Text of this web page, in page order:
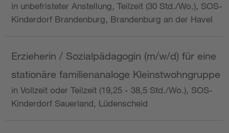
in unbefristeter Anstellung, Teilzeit (30 Std./Wo.), SOS-
Kinderdorf Brandenburg, Brandenburg an der Havel
Erzieherin / Sozialpädagogin (m/w/d) für eine
stationäre familienanaloge Kleinstwohngruppe
in Vollzeit oder Teilzeit (19,25 - 38,5 Std./Wo.), SOS-
Kinderdorf Sauerland, Lüdenscheid